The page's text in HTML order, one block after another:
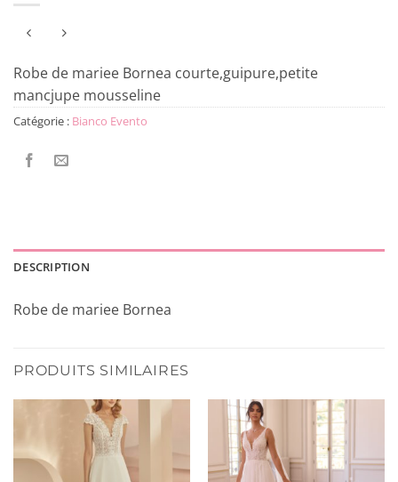
Robe de mariee Bornea courte,guipure,petite
mancjupe mousseline
Catégorie : Bianco Evento
DESCRIPTION
Robe de mariee Bornea
PRODUITS SIMILAIRES